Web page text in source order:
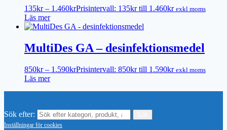
135kr – 1.460krPrisintervall: 135kr till 1.460kr exkl moms
Läs mer
MultiDes GA – desinfektionsmedel
850kr – 1.590krPrisintervall: 850kr till 1.590kr exkl moms
Läs mer
Sök efter:
Inställningar för cookies